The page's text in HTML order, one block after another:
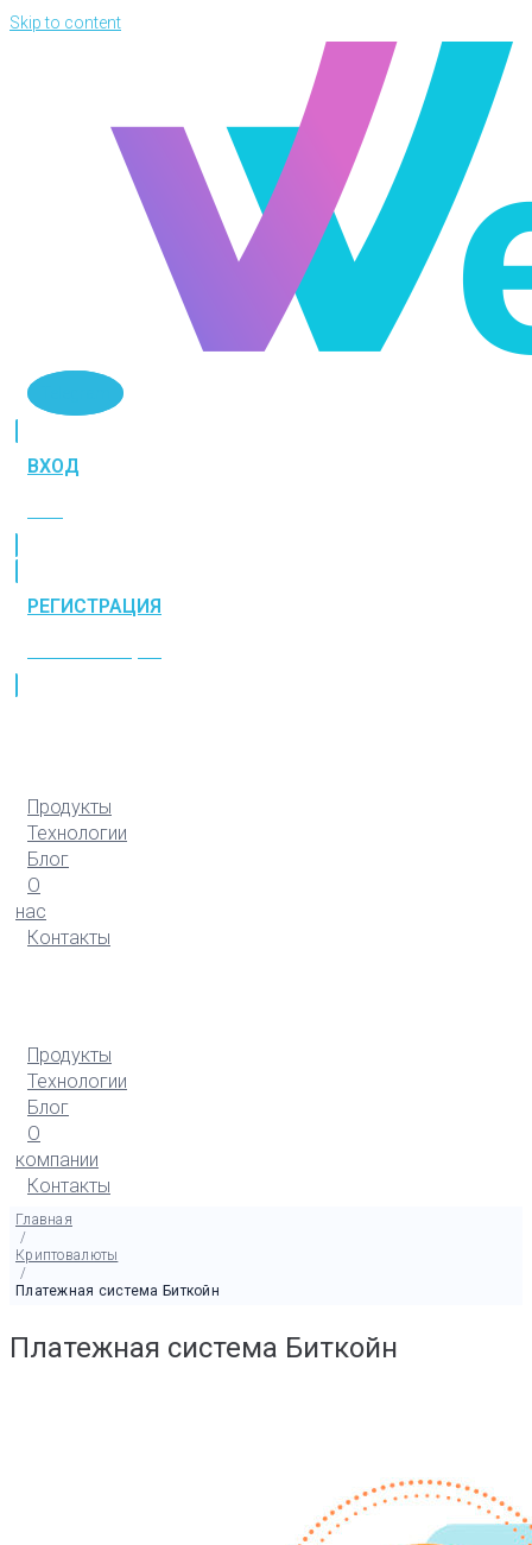
Skip to content
ВХОД
РЕГИСТРАЦИЯ
Продукты
Технологии
Блог
О
нас
Контакты
Продукты
Технологии
Блог
О
компании
Контакты
Главная
/
Криптовалюты
/
Платежная система Биткойн
Платежная система Биткойн